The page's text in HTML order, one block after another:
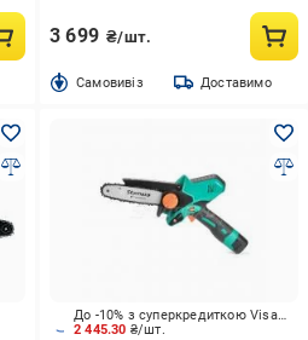
3 699 ₴/шт.
Cамовивіз Доставимо
2 445.30 ₴/шт.
До -10% з суперкредиткою Visa Вигода